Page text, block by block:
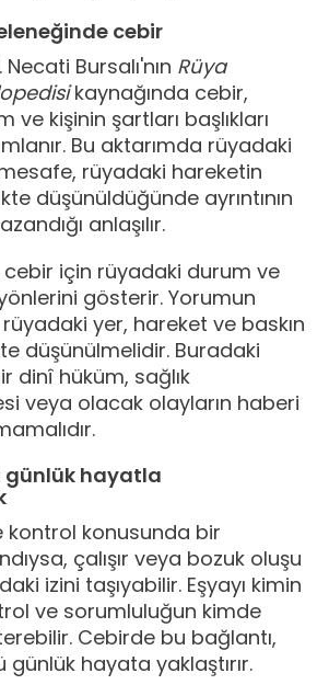
cebir
Bursalı'nın Rüya
kaynağında cebir,
ve kişinin şartları başlıkları
Bu aktarımda rüyadaki
rüyadaki hareketin
düşünüldüğünde ayrıntının
anlaşılır.
cebir için rüyadaki durum ve
gösterir. Yorumun
rüyadaki yer, hareket ve baskın
düşünülmelidir. Buradaki
dinî hüküm, sağlık
veya olacak olayların haberi
günlük hayatla
kontrol konusunda bir
çalışır veya bozuk oluşu
izini taşıyabilir. Eşyayı kimin
ve sorumluluğun kimde
Cebirde bu bağlantı,
hayata yaklaştırır.